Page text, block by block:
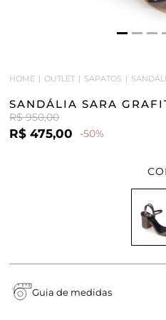
HOME OUTLET SAPATOS
SANDÁLIA SARA
R$ 950,00
R$ 475,00 -50%
Guia de medidas